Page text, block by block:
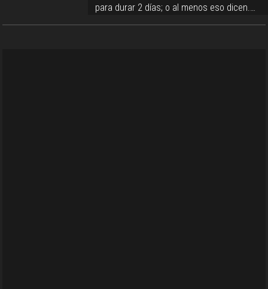
para durar 2 días; o al menos eso dicen.…